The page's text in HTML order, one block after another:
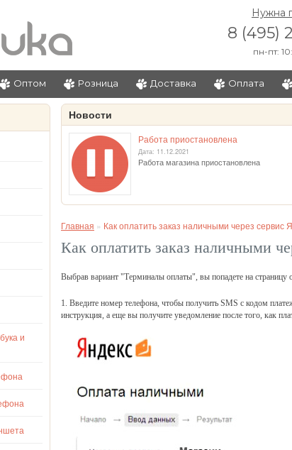
Нужна
8 (495)
пн-пт:
Оптом Розница Доставка Оплата
и
Новости
Работа приостановлена
Дата: 11.12.2021
Работа магазина приостановлена
Главная » Как оплатить заказ наличными через сервис
Как оплатить заказ наличными
Выбрав вариант "Терминалы оплаты", вы попадете на страницу
1. Введите номер телефона, чтобы получить SMS с кодом
инструкция, а еще вы получите уведомление после того, как